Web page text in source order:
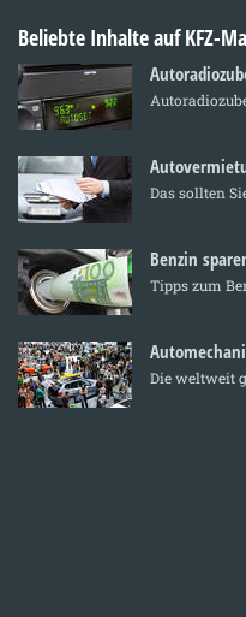
Beliebte Inhalte auf KFZ-
Das sollten
Benzin
Tipps zum
Die weltweit